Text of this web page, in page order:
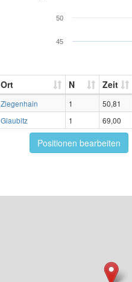
45
50
Ort N Zeit
Ziegenhain 1
50,81
Glaubitz 1 69,00
Positionen bearbeiten